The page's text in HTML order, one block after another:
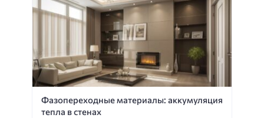
Фазопереходные материалы: аккумуляция
тепла в стенах